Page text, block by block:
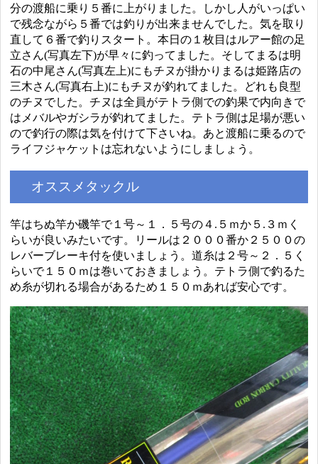
分の渡船に乗り５番に上がりました。しかし人がいっぱい
で残念ながら５番では釣りが出来ませんでした。気を取り
直して６番で釣りスタート。本日の１枚目はルアー館の足
立さん(写真左下)が早々に釣ってました。そしてまるは明
石の中尾さん(写真左上)にもチヌが掛かりまるは姫路店の
三木さん(写真右上)にもチヌが釣れてました。どれも良型
のチヌでした。チヌは全員がテトラ側での釣果で内向きで
はメバルやガシラが釣れてました。テトラ側は足場が悪い
ので釣行の際は気を付けて下さいね。あと渡船に乗るので
ライフジャケットは忘れないようにしましょう。
オススメタックル
竿はちぬ竿か磯竿で１号～１．５号の４.５ｍか５.３ｍく
らいが良いみたいです。リールは２０００番か２５００の
レバーブレーキ付を使いましょう。道糸は２号～２．５く
らいで１５０ｍは巻いておきましょう。テトラ側で釣るた
め糸が切れる場合があるため１５０ｍあれば安心です。